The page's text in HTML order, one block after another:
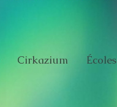
Cirkazium Écoles